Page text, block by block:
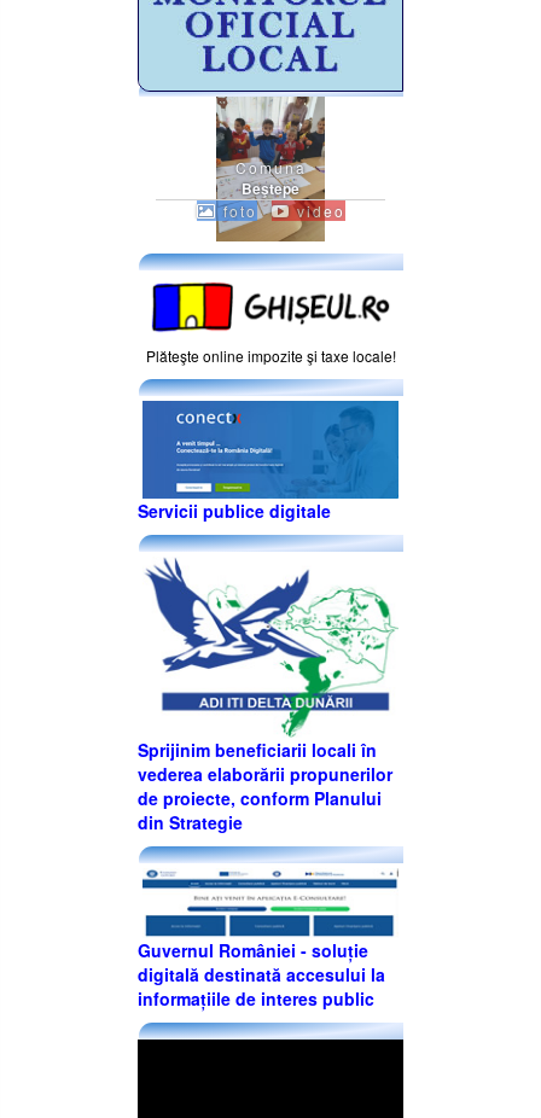
Comuna
Beştepe
foto video
Plăteşte online impozite şi taxe locale!
Servicii publice digitale
Sprijinim beneficiarii locali în
vederea elaborării propunerilor
de proiecte, conform Planului
din Strategie
Guvernul României - soluție
digitală destinată accesului la
informațiile de interes public